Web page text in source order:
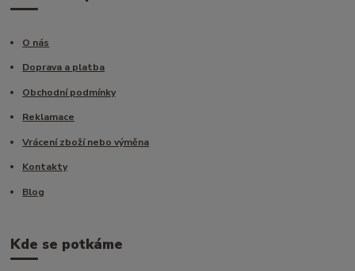
O nás
Doprava a platba
Obchodní podmínky
Reklamace
Vrácení zboží nebo výměna
Kontakty
Blog
Kde se potkáme